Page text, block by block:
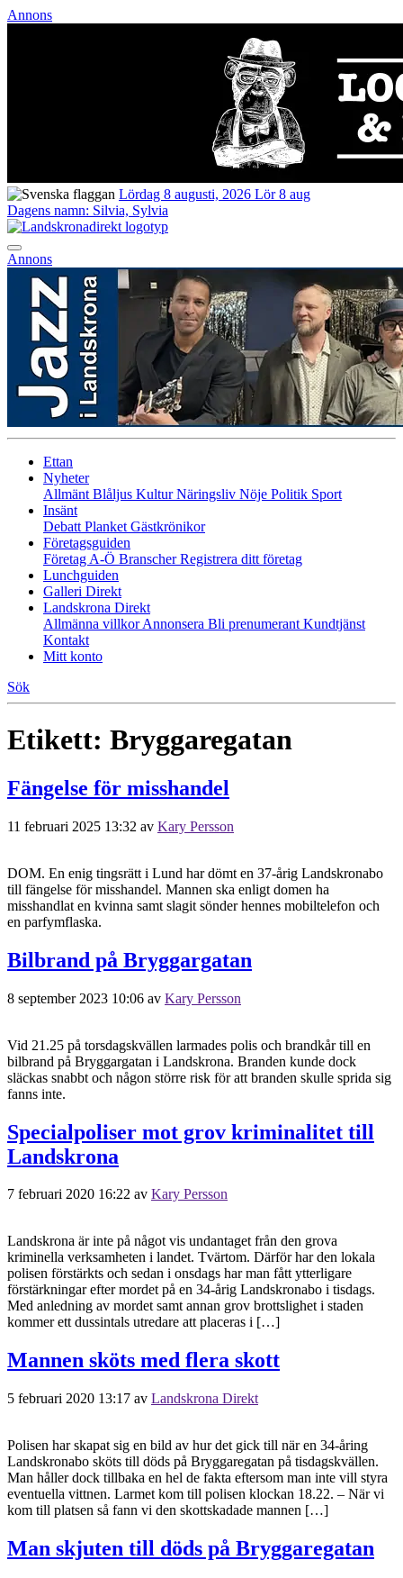
Annons
Lördag 8 augusti, 2026 Lör 8 aug
Dagens namn: Silvia, Sylvia
Annons
Ettan
Nyheter
Allmänt Blåljus KulturNäringsliv Nöje Politik Sport
Insänt
Debatt Planket Gästkrönikor
Företagsguiden
Företag A-Ö BranscherRegistrera ditt företag
Lunchguiden
Galleri Direkt
Landskrona Direkt
Allmänna villkorAnnonsera Bli prenumerant Kundtjänst
Kontakt
Mitt konto
Sök
Etikett: Bryggaregatan
Fängelse för misshandel
11 februari 2025 13:32 av Kary Persson
DOM. En enig tingsrätt i Lund har dömt en 37-årig Landskronabo
till fängelse för misshandel. Mannen ska enligt domen ha
misshandlat en kvinna samt slagit sönder hennes mobiltelefon och
en parfymflaska.
Bilbrand på Bryggargatan
8 september 2023 10:06 av Kary Persson
Vid 21.25 på torsdagskvällen larmades polis och brandkår till en
bilbrand på Bryggargatan i Landskrona. Branden kunde dock
släckas snabbt och någon större risk för att branden skulle sprida sig
fanns inte.
Specialpoliser mot grov kriminalitet till
Landskrona
7 februari 2020 16:22 av Kary Persson
Landskrona är inte på något vis undantaget från den grova
kriminella verksamheten i landet. Tvärtom. Därför har den lokala
polisen förstärkts och sedan i onsdags har man fått ytterligare
förstärkningar efter mordet på en 34-årig Landskronabo i tisdags.
Med anledning av mordet samt annan grov brottslighet i staden
kommer ett dussintals utredare att placeras i […]
Mannen sköts med flera skott
5 februari 2020 13:17 av Landskrona Direkt
Polisen har skapat sig en bild av hur det gick till när en 34-åring
Landskronabo sköts till döds på Bryggaregatan på tisdagskvällen.
Man håller dock tillbaka en hel de fakta eftersom man inte vill styra
eventuella vittnen. Larmet kom till polisen klockan 18.22. – När vi
kom till platsen så fann vi den skottskadade mannen […]
Man skjuten till döds på Bryggaregatan